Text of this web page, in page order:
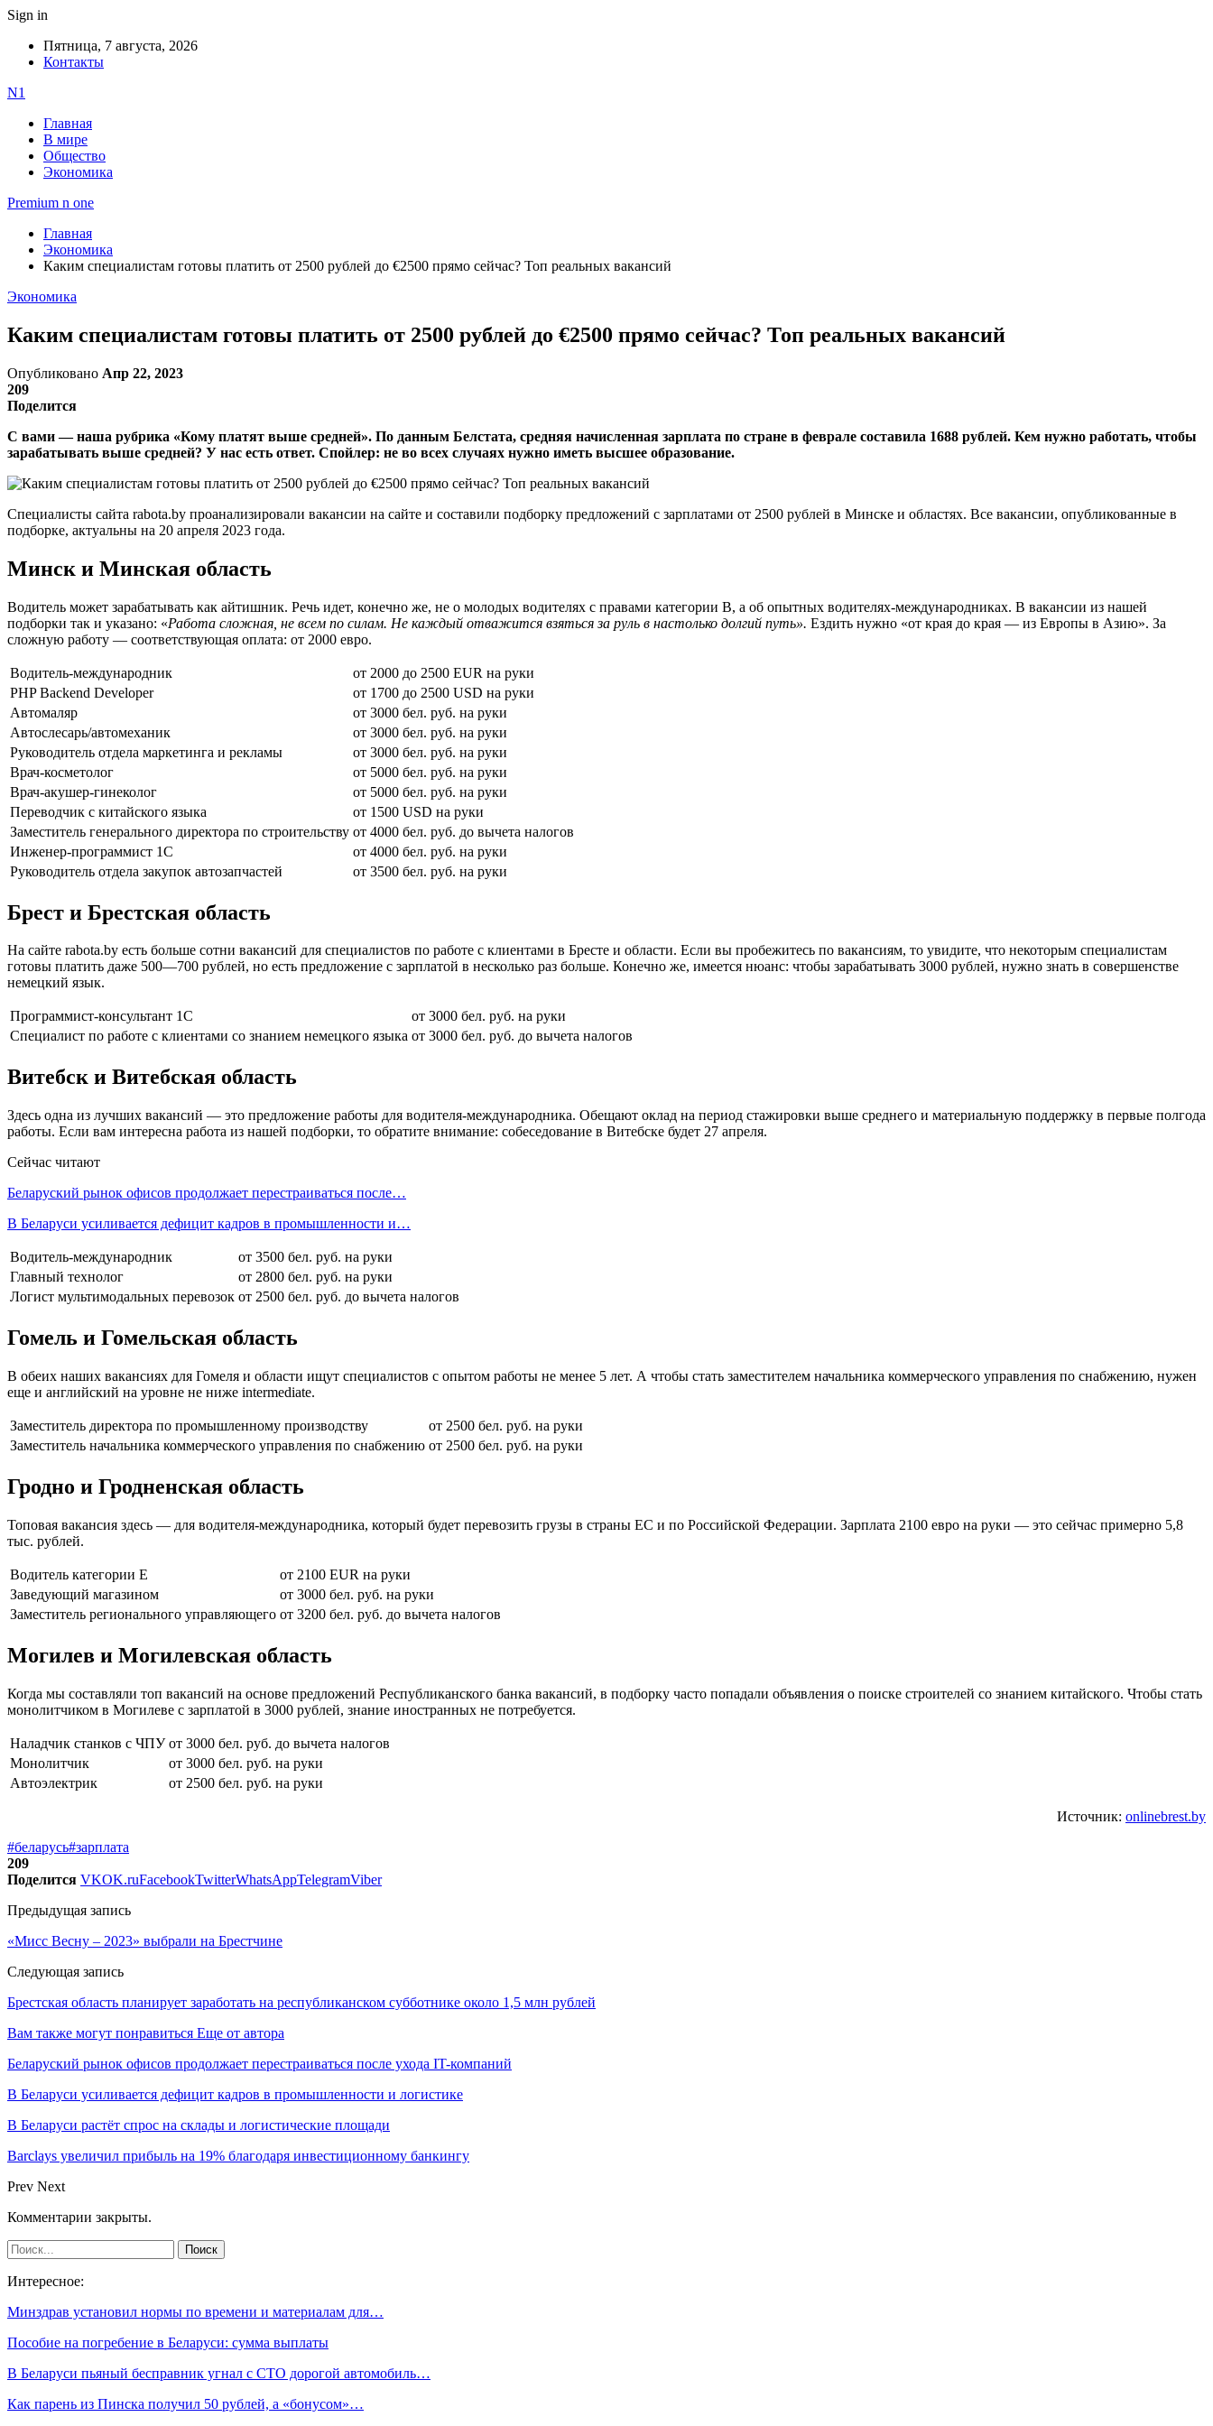
Sign in
Пятница, 7 августа, 2026
Контакты
N1
Главная
В мире
Общество
Экономика
Premium n one
Главная
Экономика
Каким специалистам готовы платить от 2500 рублей до €2500 прямо сейчас? Топ реальных вакансий
Экономика
Каким специалистам готовы платить от 2500 рублей до €2500 прямо сейчас? Топ реальных вакансий
Опубликовано Апр 22, 2023
209
Поделится
С вами — наша рубрика «Кому платят выше средней». По данным Белстата, средняя начисленная зарплата по стране в феврале составила 1688 рублей. Кем нужно работать, чтобы
зарабатывать выше средней? У нас есть ответ. Спойлер: не во всех случаях нужно иметь высшее образование.
Специалисты сайта rabota.by проанализировали вакансии на сайте и составили подборку предложений с зарплатами от 2500 рублей в Минске и областях. Все вакансии, опубликованные в
подборке, актуальны на 20 апреля 2023 года.
Минск и Минская область
Водитель может зарабатывать как айтишник. Речь идет, конечно же, не о молодых водителях с правами категории B, а об опытных водителях-международниках. В вакансии из нашей
подборки так и указано: «Работа сложная, не всем по силам. Не каждый отважится взяться за руль в настолько долгий путь». Ездить нужно «от края до края — из Европы в Азию». За
сложную работу — соответствующая оплата: от 2000 евро.
Водитель-международник
от 2000 до 2500 EUR на руки
PHP Backend Developer
от 1700 до 2500 USD на руки
Автомаляр
от 3000 бел. руб. на руки
Автослесарь/автомеханик
от 3000 бел. руб. на руки
Руководитель отдела маркетинга и рекламы
от 3000 бел. руб. на руки
Врач-косметолог
от 5000 бел. руб. на руки
Врач-акушер-гинеколог
от 5000 бел. руб. на руки
Переводчик с китайского языка
от 1500 USD на руки
Заместитель генерального директора по строительству от 4000 бел. руб. до вычета налогов
Инженер-программист 1C
от 4000 бел. руб. на руки
Руководитель отдела закупок автозапчастей
от 3500 бел. руб. на руки
Брест и Брестская область
На сайте rabota.by есть больше сотни вакансий для специалистов по работе с клиентами в Бресте и области. Если вы пробежитесь по вакансиям, то увидите, что некоторым специалистам
готовы платить даже 500—700 рублей, но есть предложение с зарплатой в несколько раз больше. Конечно же, имеется нюанс: чтобы зарабатывать 3000 рублей, нужно знать в совершенстве
немецкий язык.
Программист-консультант 1С
от 3000 бел. руб. на руки
Специалист по работе с клиентами со знанием немецкого языка от 3000 бел. руб. до вычета налогов
Витебск и Витебская область
Здесь одна из лучших вакансий — это предложение работы для водителя-международника. Обещают оклад на период стажировки выше среднего и материальную поддержку в первые полгода
работы. Если вам интересна работа из нашей подборки, то обратите внимание: собеседование в Витебске будет 27 апреля.
Сейчас читают
Беларуский рынок офисов продолжает перестраиваться после…
В Беларуси усиливается дефицит кадров в промышленности и…
Водитель-международник
от 3500 бел. руб. на руки
Главный технолог
от 2800 бел. руб. на руки
Логист мультимодальных перевозок от 2500 бел. руб. до вычета налогов
Гомель и Гомельская область
В обеих наших вакансиях для Гомеля и области ищут специалистов с опытом работы не менее 5 лет. А чтобы стать заместителем начальника коммерческого управления по снабжению, нужен
еще и английский на уровне не ниже intermediate.
Заместитель директора по промышленному производству
от 2500 бел. руб. на руки
Заместитель начальника коммерческого управления по снабжению от 2500 бел. руб. на руки
Гродно и Гродненская область
Топовая вакансия здесь — для водителя-международника, который будет перевозить грузы в страны ЕС и по Российской Федерации. Зарплата 2100 евро на руки — это сейчас примерно 5,8
тыс. рублей.
Водитель категории Е
от 2100 EUR на руки
Заведующий магазином
от 3000 бел. руб. на руки
Заместитель регионального управляющего от 3200 бел. руб. до вычета налогов
Могилев и Могилевская область
Когда мы составляли топ вакансий на основе предложений Республиканского банка вакансий, в подборку часто попадали объявления о поиске строителей со знанием китайского. Чтобы стать
монолитчиком в Могилеве с зарплатой в 3000 рублей, знание иностранных не потребуется.
Наладчик станков с ЧПУ от 3000 бел. руб. до вычета налогов
Монолитчик
от 3000 бел. руб. на руки
Автоэлектрик
от 2500 бел. руб. на руки
Источник: onlinebrest.by
#беларусь#зарплата
209
Поделится VKOK.ruFacebookTwitterWhatsAppTelegramViber
Предыдущая запись
«Мисс Весну – 2023» выбрали на Брестчине
Следующая запись
Брестская область планирует заработать на республиканском субботнике около 1,5 млн рублей
Вам также могут понравиться Еще от автора
Беларуский рынок офисов продолжает перестраиваться после ухода IT-компаний
В Беларуси усиливается дефицит кадров в промышленности и логистике
В Беларуси растёт спрос на склады и логистические площади
Barclays увеличил прибыль на 19% благодаря инвестиционному банкингу
Prev Next
Комментарии закрыты.
Интересное:
Минздрав установил нормы по времени и материалам для…
Пособие на погребение в Беларуси: сумма выплаты
В Беларуси пьяный бесправник угнал с СТО дорогой автомобиль…
Как парень из Пинска получил 50 рублей, а «бонусом»…